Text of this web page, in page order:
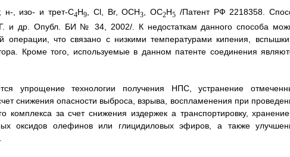
н-, изо- и трет-С4H9 , Cl, Br, ОСН3 , ОС2Н5 /Патент РФ 2218358.
и др. Опубл. БИ № 34, 2002/. К недостаткам данного способа
операции, что связано с низкими температурами кипения,
Кроме того, используемые в данном патенте соединения
упрощение технологии получения НПС, устранение
снижения опасности выброса, взрыва, воспламенения при
комплекса за счет снижения издержек а транспортировку,
оксидов олефинов или глицидиловых эфиров, а также